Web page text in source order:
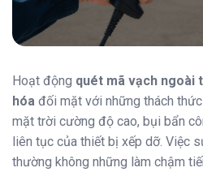
Hoạt động quét mã vạch ngoài
hóa đối mặt với những thách
mặt trời cường độ cao, bụi bẩn
liên tục của thiết bị xếp dỡ. Việc
thường không những làm chậm